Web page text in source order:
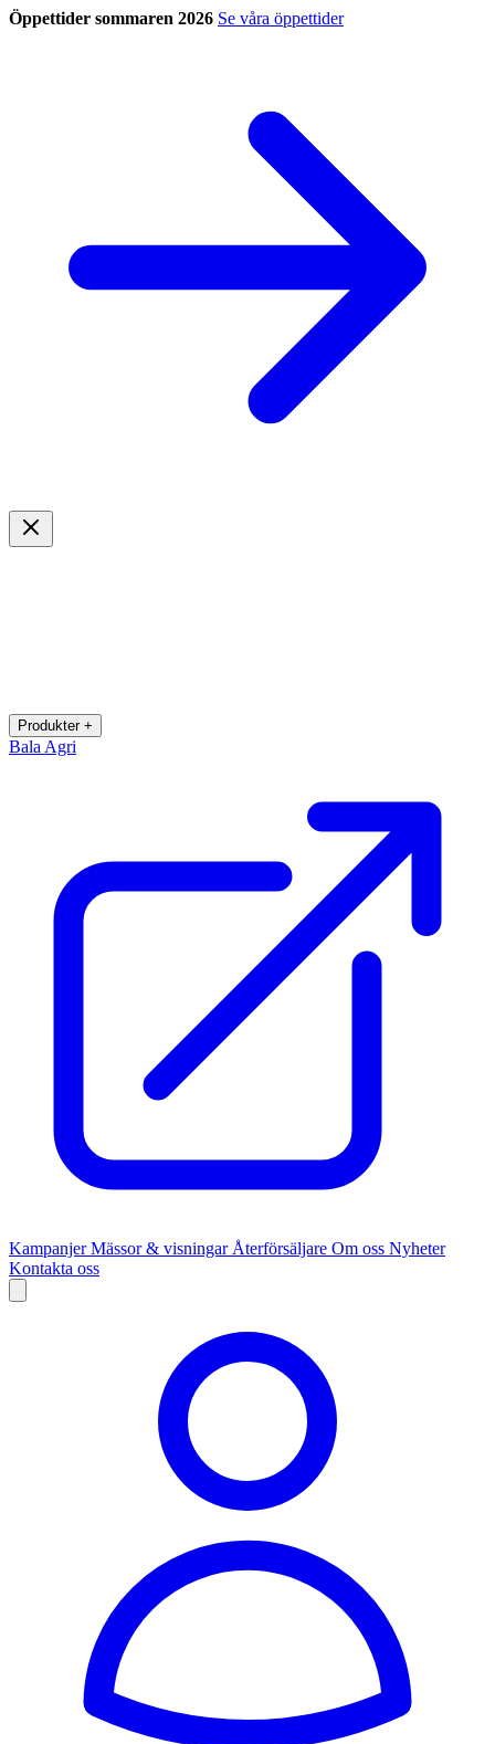
Öppettider sommaren 2026 Se våra öppettider
Produkter +
Bala Agri
KampanjerMässor & visningar Återförsäljare Om oss Nyheter
Kontakta oss